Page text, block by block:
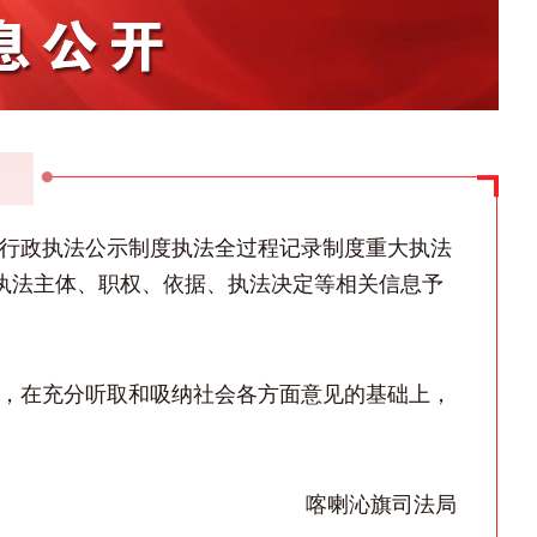
政执法公示制度执法全过程记录制度重大执法
法主体、职权、依据、执法决定等相关信息予
在充分听取和吸纳社会各方面意见的基础上，
喀喇沁旗司法局